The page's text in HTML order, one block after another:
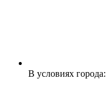
В условиях города: